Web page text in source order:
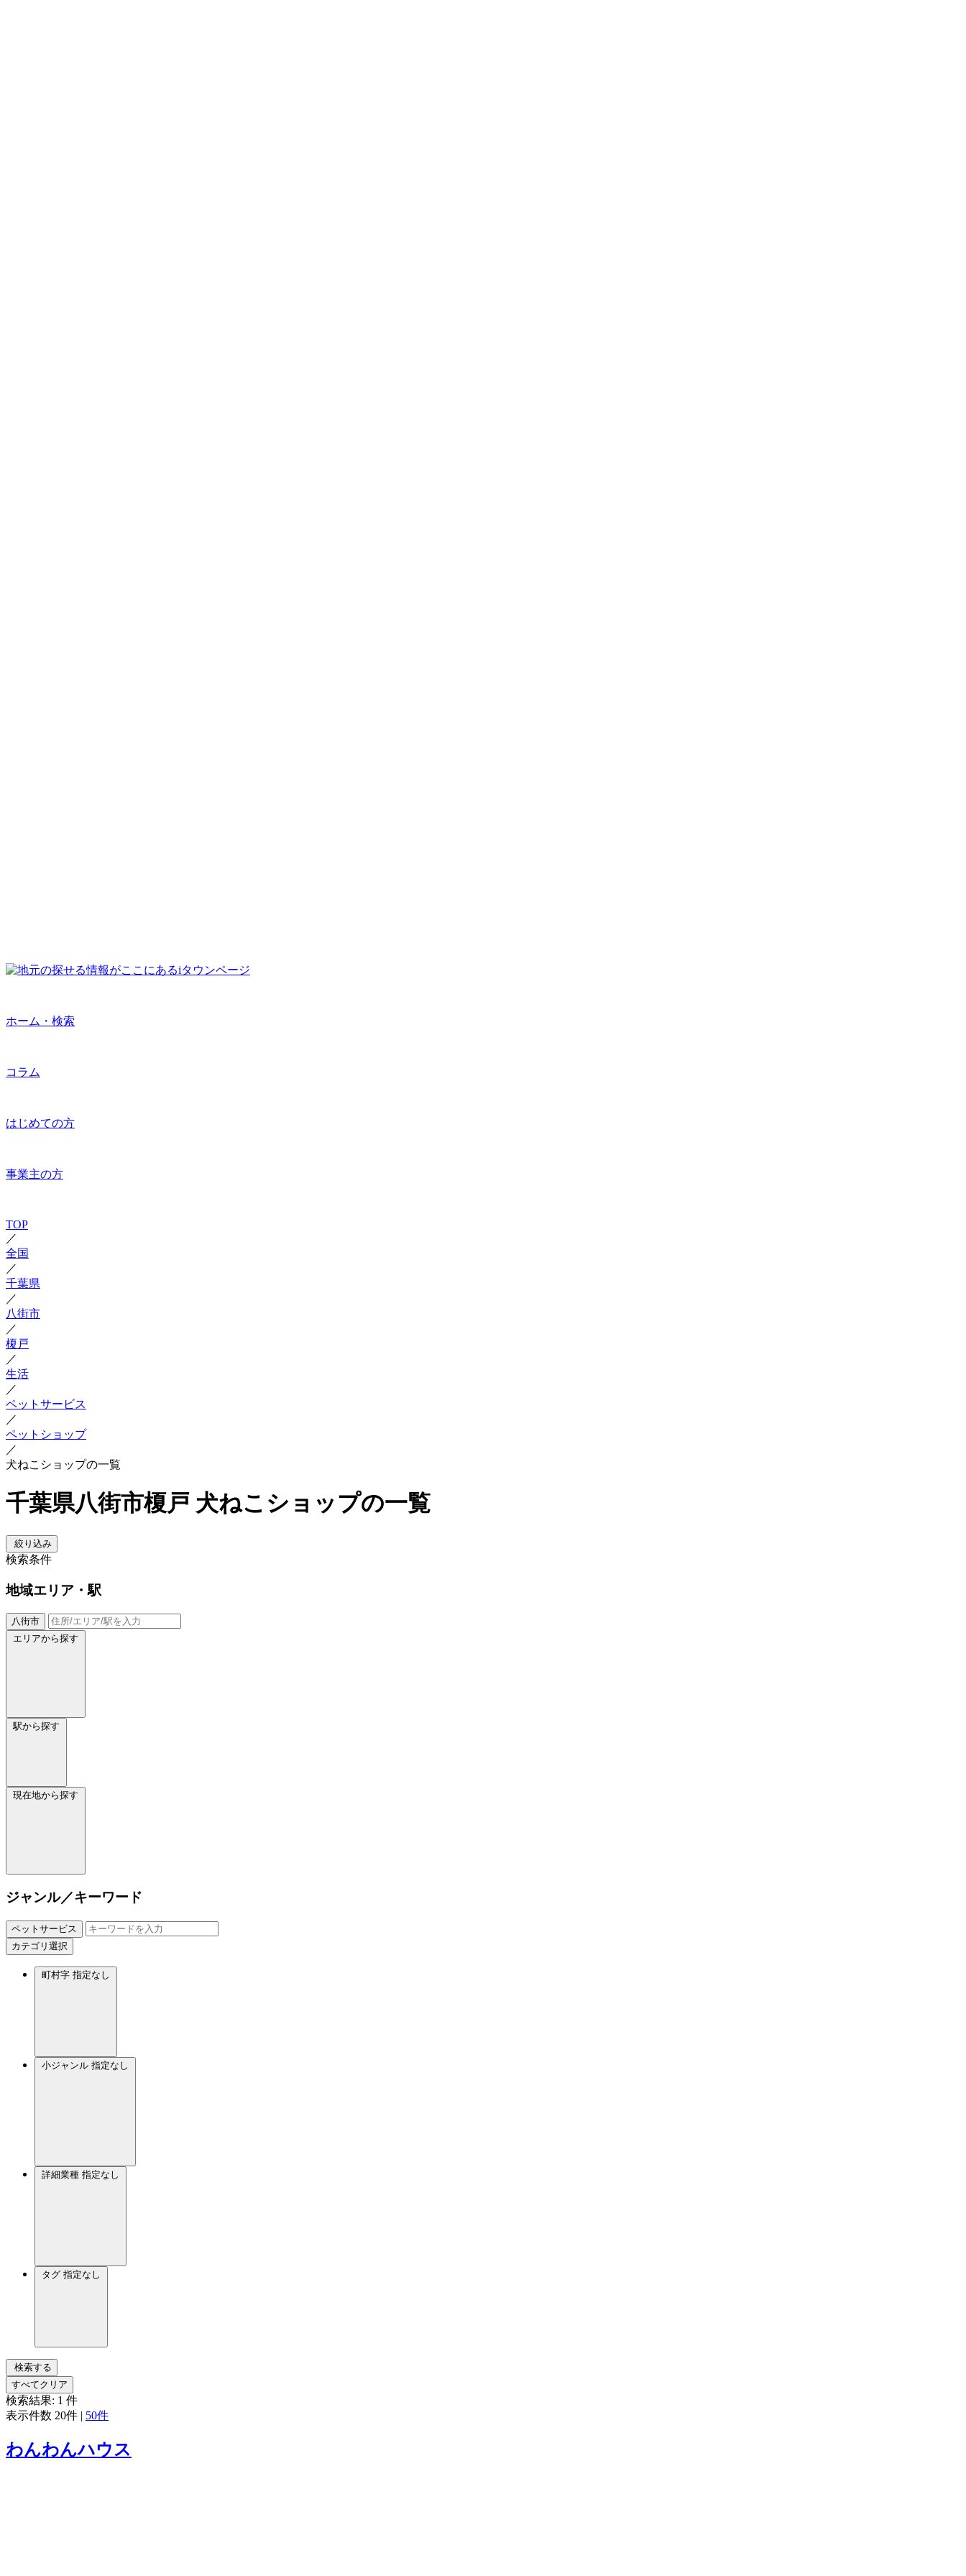
ホーム・検索
コラム
はじめての方
事業主の方
TOP
／
全国
／
千葉県
／
八街市
／
榎戸
／
生活
／
ペットサービス
／
ペットショップ
／
犬ねこショップの一覧
千葉県八街市榎戸 犬ねこショップの一覧
絞り込み
検索条件
地域エリア・駅
八街市
エリアから探す
駅から探す
現在地から探す
ジャンル／キーワード
ペットサービス
カテゴリ選択
町村字 指定なし
小ジャンル 指定なし
詳細業種 指定なし
タグ 指定なし
検索する
すべてクリア
検索結果: 1 件
表示件数 20件 | 50件
わんわんハウス